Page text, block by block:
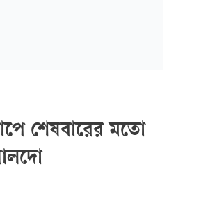
শেষবারের মতো